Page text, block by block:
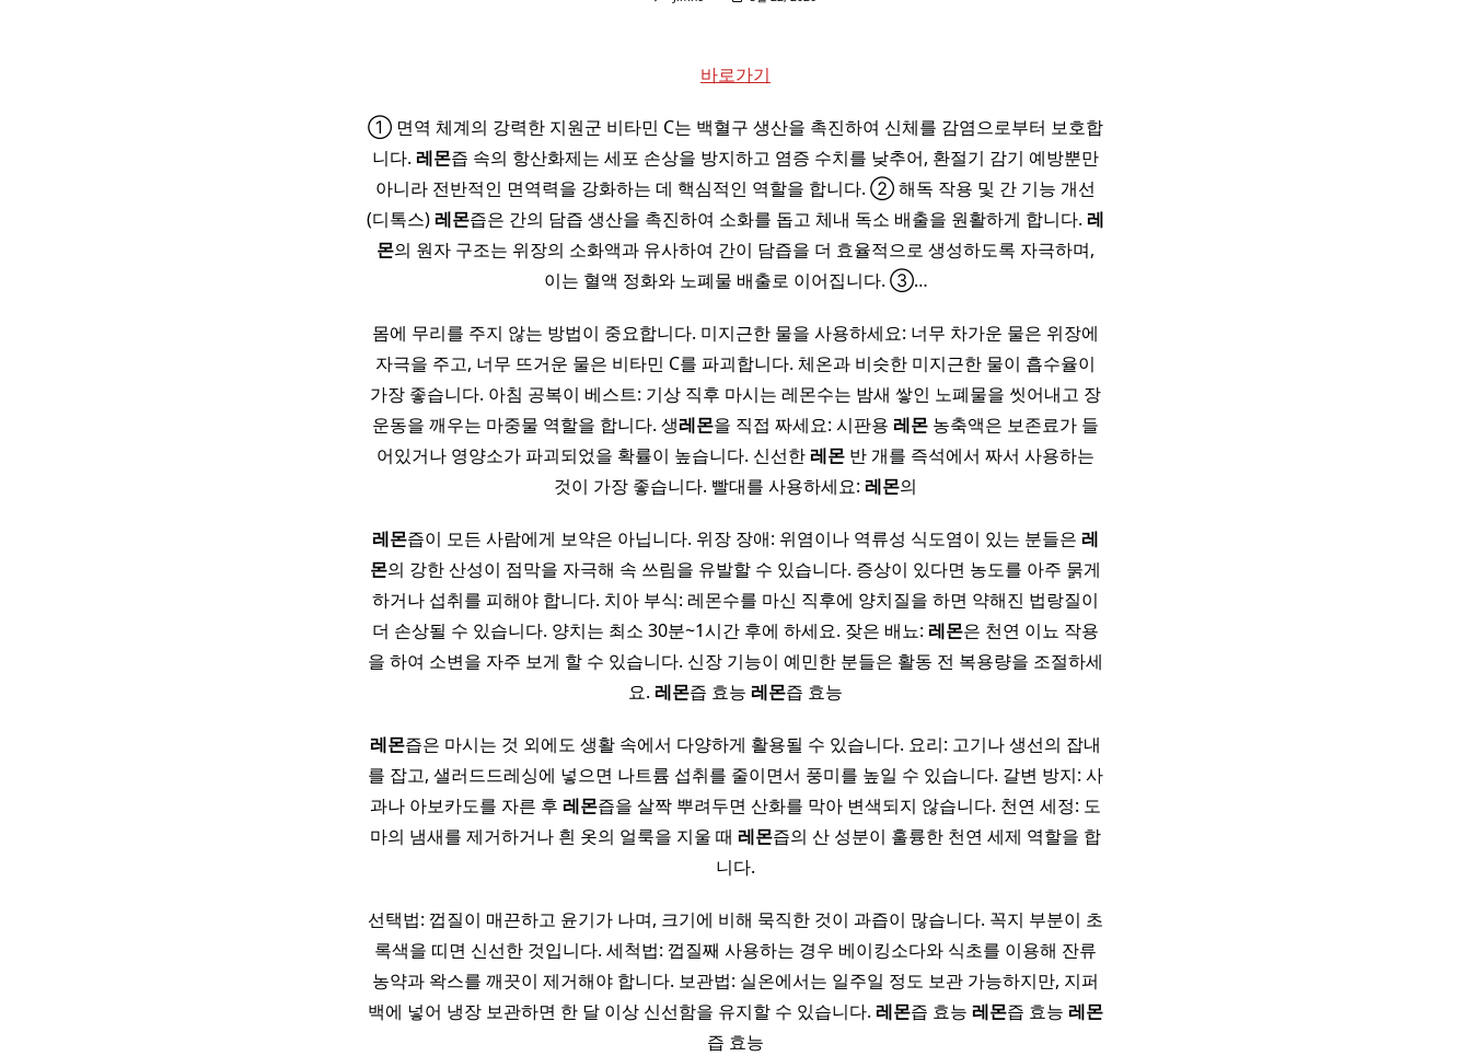
바로가기
① 면역 체계의 강력한 지원군 비타민 C는 백혈구 생산을 촉진하여 신체를 감염으로부터 보호합
니다. 레몬즙 속의 항산화제는 세포 손상을 방지하고 염증 수치를 낮추어, 환절기 감기 예방뿐만
아니라 전반적인 면역력을 강화하는 데 핵심적인 역할을 합니다. ② 해독 작용 및 간 기능 개선
(디톡스) 레몬즙은 간의 담즙 생산을 촉진하여 소화를 돕고 체내 독소 배출을 원활하게 합니다. 레
몬의 원자 구조는 위장의 소화액과 유사하여 간이 담즙을 더 효율적으로 생성하도록 자극하며,
이는 혈액 정화와 노폐물 배출로 이어집니다. ③…
몸에 무리를 주지 않는 방법이 중요합니다. 미지근한 물을 사용하세요: 너무 차가운 물은 위장에
자극을 주고, 너무 뜨거운 물은 비타민 C를 파괴합니다. 체온과 비슷한 미지근한 물이 흡수율이
가장 좋습니다. 아침 공복이 베스트: 기상 직후 마시는 레몬수는 밤새 쌓인 노폐물을 씻어내고 장
운동을 깨우는 마중물 역할을 합니다. 생레몬을 직접 짜세요: 시판용 레몬 농축액은 보존료가 들
어있거나 영양소가 파괴되었을 확률이 높습니다. 신선한 레몬 반 개를 즉석에서 짜서 사용하는
것이 가장 좋습니다. 빨대를 사용하세요: 레몬의
레몬즙이 모든 사람에게 보약은 아닙니다. 위장 장애: 위염이나 역류성 식도염이 있는 분들은 레
몬의 강한 산성이 점막을 자극해 속 쓰림을 유발할 수 있습니다. 증상이 있다면 농도를 아주 묽게
하거나 섭취를 피해야 합니다. 치아 부식: 레몬수를 마신 직후에 양치질을 하면 약해진 법랑질이
더 손상될 수 있습니다. 양치는 최소 30분~1시간 후에 하세요. 잦은 배뇨: 레몬은 천연 이뇨 작용
을 하여 소변을 자주 보게 할 수 있습니다. 신장 기능이 예민한 분들은 활동 전 복용량을 조절하세
요. 레몬즙 효능 레몬즙 효능
레몬즙은 마시는 것 외에도 생활 속에서 다양하게 활용될 수 있습니다. 요리: 고기나 생선의 잡내
를 잡고, 샐러드드레싱에 넣으면 나트륨 섭취를 줄이면서 풍미를 높일 수 있습니다. 갈변 방지: 사
과나 아보카도를 자른 후 레몬즙을 살짝 뿌려두면 산화를 막아 변색되지 않습니다. 천연 세정: 도
마의 냄새를 제거하거나 흰 옷의 얼룩을 지울 때 레몬즙의 산 성분이 훌륭한 천연 세제 역할을 합
니다.
선택법: 껍질이 매끈하고 윤기가 나며, 크기에 비해 묵직한 것이 과즙이 많습니다. 꼭지 부분이 초
록색을 띠면 신선한 것입니다. 세척법: 껍질째 사용하는 경우 베이킹소다와 식초를 이용해 잔류
농약과 왁스를 깨끗이 제거해야 합니다. 보관법: 실온에서는 일주일 정도 보관 가능하지만, 지퍼
백에 넣어 냉장 보관하면 한 달 이상 신선함을 유지할 수 있습니다. 레몬즙 효능 레몬즙 효능 레몬
즙 효능